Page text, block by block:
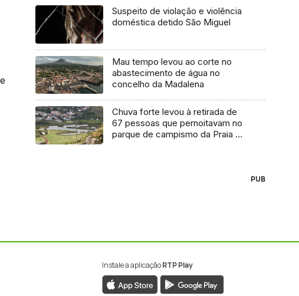
Suspeito de violação e violência
doméstica detido São Miguel
Mau tempo levou ao corte no
abastecimento de água no
concelho da Madalena
Chuva forte levou à retirada de
67 pessoas que pernoitavam no
parque de campismo da Praia da
PUB
Instale a aplicaçãoRTP Play